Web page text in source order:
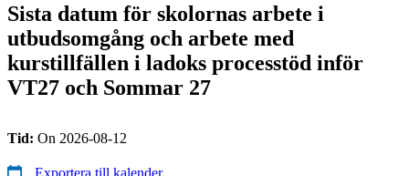
Sista datum för skolornas arbete i
utbudsomgång och arbete med
kurstillfällen i ladoks processtöd inför
VT27 och Sommar 27
Tid: On 2026-08-12
Exportera till kalender